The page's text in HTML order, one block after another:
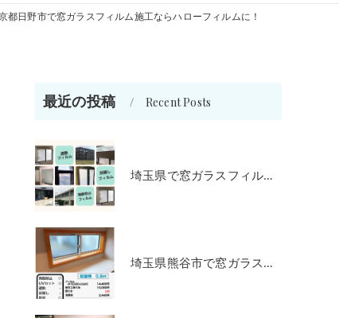
都日野市で窓ガラスフィルム施工ならハローフィルムに！
最近の投稿 Recent Posts
埼玉県で窓ガラスフィルム施工をお考えの方
埼玉県熊谷市で窓ガラスフィルム施工をお考えの方